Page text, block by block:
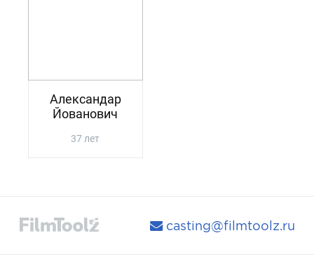
Александар
Йованович
37 лет
casting@filmtoolz.ru